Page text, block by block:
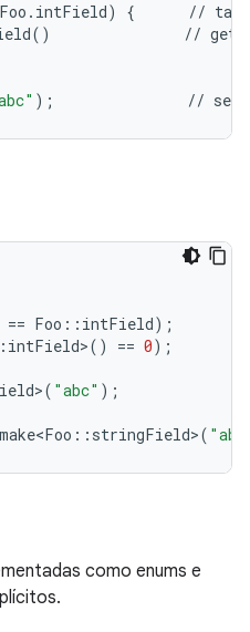
Foo . intField) { // tag
() //
); //
== Foo :: intField);
intField>() == 0);
>( "abc" );
make<Foo :: stringField>(
como enums e